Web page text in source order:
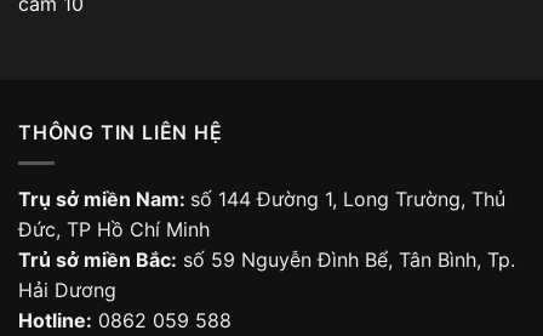
THÔNG TIN LIÊN HỆ
Trụ sở miền Nam: số 144 Đường 1, Long Trường, Thủ
Đức, TP Hồ Chí Minh
Trủ sở miền Bắc: số 59 Nguyễn Đình Bể, Tân Bình, Tp.
Hải Dương
Hotline: 0862 059 588